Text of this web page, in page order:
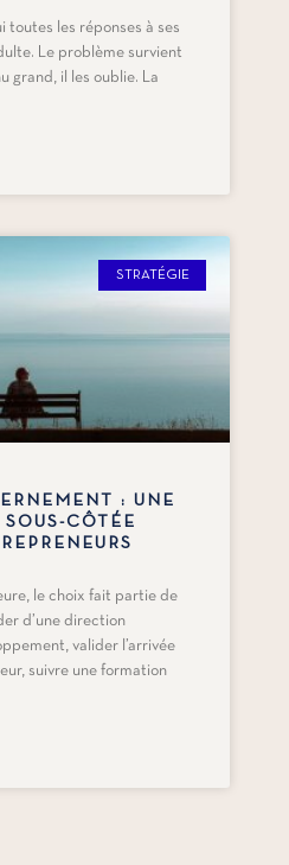
toutes les réponses à ses
Le problème survient
grand, il les oublie. La
STRATÉGIE
: UNE
CÔTÉE
le choix fait partie de
d’une direction
valider l’arrivée
suivre une formation